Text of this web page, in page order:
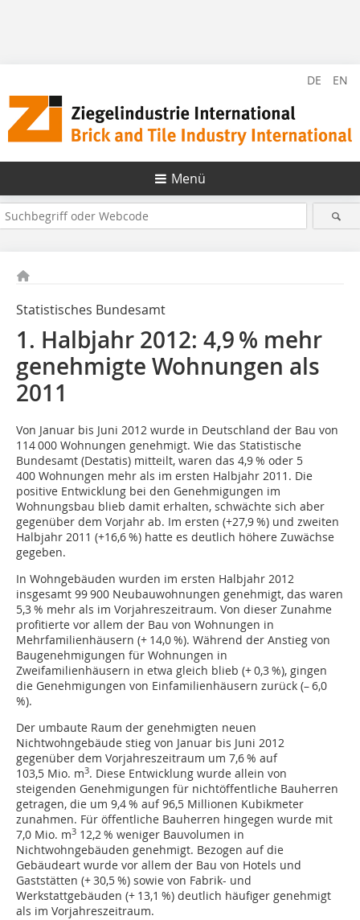
DE EN
Menü
Statistisches Bundesamt
1. Halbjahr 2012: 4,9 % mehr
genehmigte Wohnungen als
2011
Von Januar bis Juni 2012 wurde in Deutschland der Bau von
114 000 Wohnungen genehmigt. Wie das Statistische
Bundesamt (Destatis) mitteilt, waren das 4,9 % oder 5
400 Wohnungen mehr als im ersten Halbjahr 2011. Die
positive Entwicklung bei den Genehmigungen im
Wohnungsbau blieb damit erhalten, schwächte sich aber
gegenüber dem Vorjahr ab. Im ersten (+27,9 %) und zweiten
Halbjahr 2011 (+16,6 %) hatte es deutlich höhere Zuwächse
gegeben.
In Wohngebäuden wurden im ersten Halbjahr 2012
insgesamt 99 900 Neubauwohnungen genehmigt, das waren
5,3 % mehr als im Vorjahreszeitraum. Von dieser Zunahme
profitierte vor allem der Bau von Wohnungen in
Mehrfamilienhäusern (+ 14,0 %). Während der Anstieg von
Baugenehmigungen für Wohnungen in
Zweifamilienhäusern in etwa gleich blieb (+ 0,3 %), gingen
die Genehmigungen von Einfamilienhäusern zurück (– 6,0
%).
Der umbaute Raum der genehmigten neuen
Nichtwohngebäude stieg von Januar bis Juni 2012
gegenüber dem Vorjahreszeitraum um 7,6 % auf
103,5 Mio. m3. Diese Entwicklung wurde allein von
steigenden Genehmigungen für nichtöffentliche Bauherren
getragen, die um 9,4 % auf 96,5 Millionen Kubikmeter
zunahmen. Für öffentliche Bauherren hingegen wurde mit
7,0 Mio. m3 12,2 % weniger Bauvolumen in
Nichtwohngebäuden genehmigt. Bezogen auf die
Gebäudeart wurde vor allem der Bau von Hotels und
Gaststätten (+ 30,5 %) sowie von Fabrik- und
Werkstattgebäuden (+ 13,1 %) deutlich häufiger genehmigt
als im Vorjahreszeitraum.